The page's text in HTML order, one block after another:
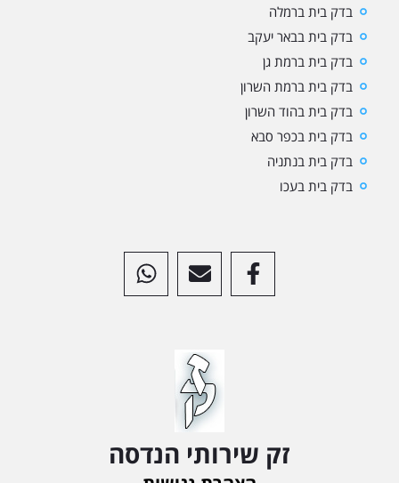
בדק בית ברמלה
בדק בית בבאר יעקב
בדק בית ברמת גן
בדק בית ברמת השרון
בדק בית בהוד השרון
בדק בית בכפר סבא
בדק בית בנתניה
בדק בית בעכו
זק שירותי הנדסה